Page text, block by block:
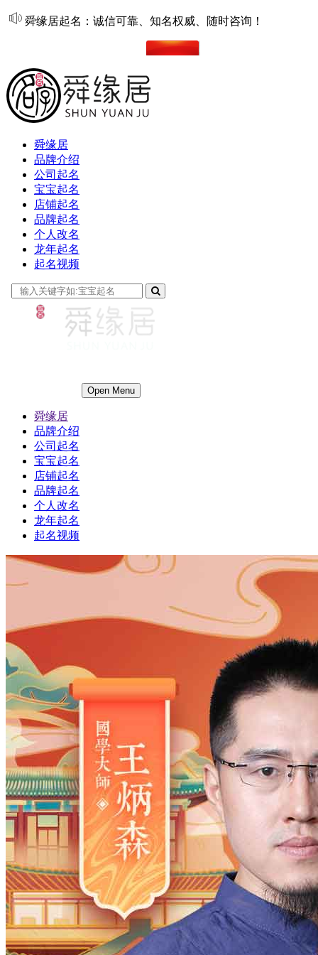
舜缘居起名：诚信可靠、知名权威、随时咨询！
舜缘居
品牌介绍
公司起名
宝宝起名
店铺起名
品牌起名
个人改名
龙年起名
起名视频
Open Menu
舜缘居
品牌介绍
公司起名
宝宝起名
店铺起名
品牌起名
个人改名
龙年起名
起名视频